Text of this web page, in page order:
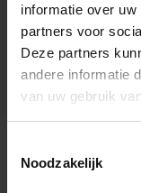
informatie over
partners voor
Deze partners
andere informatie
van uw gebruik
Noodzakelijk
Algemene